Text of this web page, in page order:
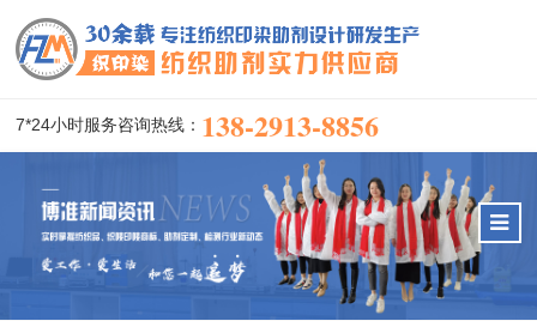
7*24小时服务咨询热线： 138-2913-8856